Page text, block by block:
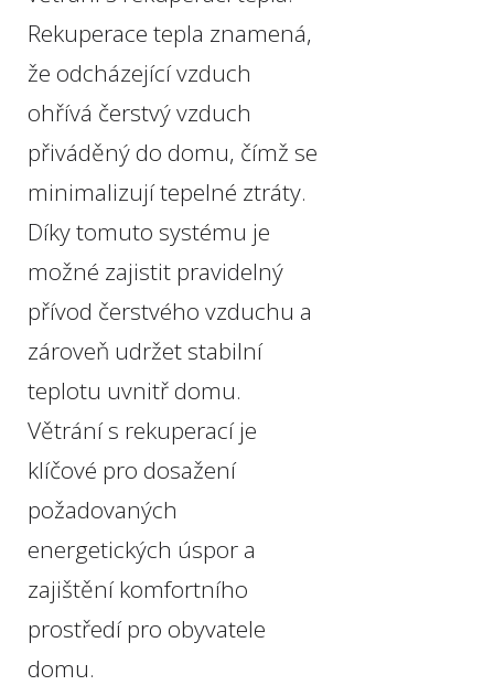
Rekuperace tepla znamená,
že odcházející vzduch
ohřívá čerstvý vzduch
přiváděný do domu, čímž se
minimalizují tepelné ztráty.
Díky tomuto systému je
možné zajistit pravidelný
přívod čerstvého vzduchu a
zároveň udržet stabilní
teplotu uvnitř domu.
Větrání s rekuperací je
klíčové pro dosažení
požadovaných
energetických úspor a
zajištění komfortního
prostředí pro obyvatele
domu.